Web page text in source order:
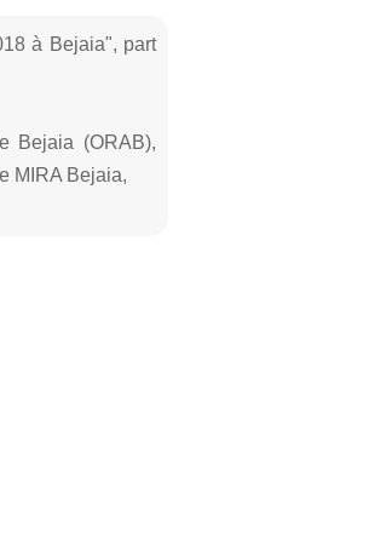
à Bejaia", part
MIRA Bejaia,